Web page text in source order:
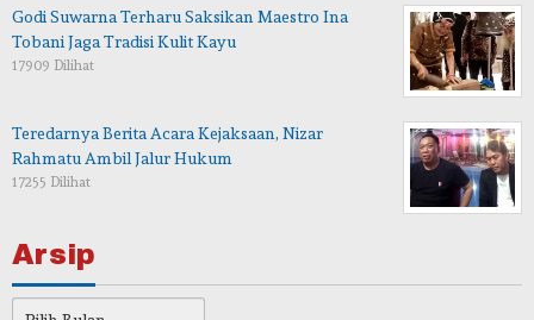
Godi Suwarna Terharu Saksikan Maestro Ina
Tobani Jaga Tradisi Kulit Kayu
17909 Dilihat
Teredarnya Berita Acara Kejaksaan, Nizar
Rahmatu Ambil Jalur Hukum
17255 Dilihat
Arsip